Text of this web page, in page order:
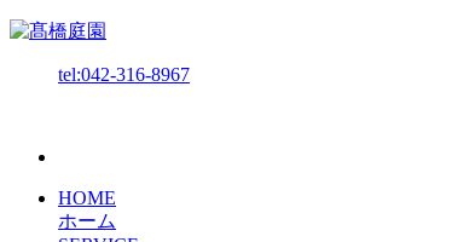
tel:042-316-8967
HOME
ホーム